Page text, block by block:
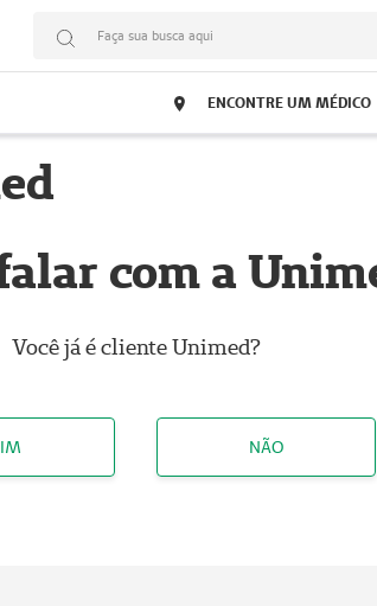
Faça sua busca aqui
ENCONTRE UM MÉDICO
com a
Você já é cliente Unimed?
NÃO